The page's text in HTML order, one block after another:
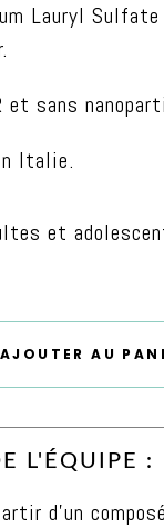
Lauryl
et sans
Italie.
et
AJOUTER AU
L'ÉQUIPE :
d’un